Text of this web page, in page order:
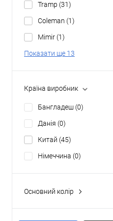
Tramp (31)
Coleman (1)
Mimir (1)
Показати ще 13
Країна виробник
Бангладеш (0)
Данія (0)
Китай (45)
Німеччина (0)
Основний колір